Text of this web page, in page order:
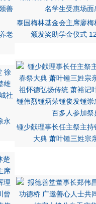
老
泰国梅林基金会主席廖梅
颁发奖助学金仪式
永
锺少献理事长任主祭主持
大典 萧叶锺三姓宗